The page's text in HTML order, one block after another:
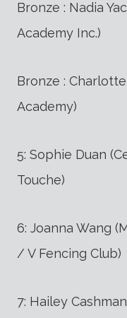
Bronze : Nadia
Academy Inc.)
Bronze :
Academy)
5: Sophie Duan
Touche)
6: Joanna Wang
/ V Fencing Club)
7: Hailey